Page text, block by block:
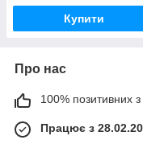
Купити
Про нас
100% позитивних з
Працює з